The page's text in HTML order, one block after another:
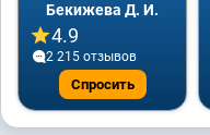
Бекижева Д. И.
4.9
2 215 отзывов
Спросить